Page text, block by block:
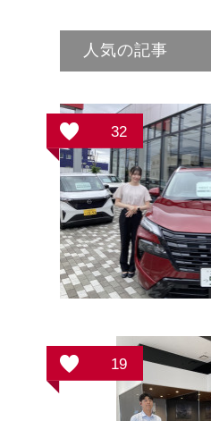
人気の記事
32
19